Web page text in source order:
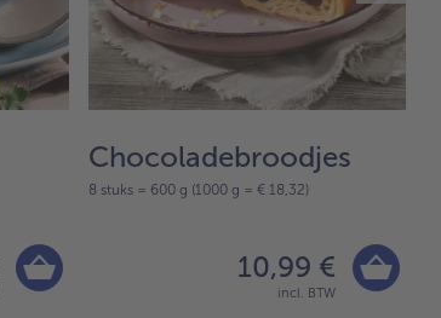
Chocoladebroodjes
8 stuks = 600 g (1000 g = € 18,32)
10,99 €
incl. BTW